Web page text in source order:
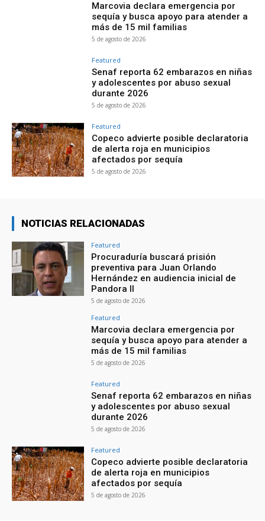
Marcovia declara emergencia por
sequía y busca apoyo para atender a
más de 15 mil familias
5 de agosto de 2026
Featured
Senaf reporta 62 embarazos en niñas
y adolescentes por abuso sexual
durante 2026
5 de agosto de 2026
Featured
Copeco advierte posible declaratoria
de alerta roja en municipios
afectados por sequía
5 de agosto de 2026
NOTICIAS RELACIONADAS
Featured
Procuraduría buscará prisión
preventiva para Juan Orlando
Hernández en audiencia inicial de
Pandora II
5 de agosto de 2026
Featured
Marcovia declara emergencia por
sequía y busca apoyo para atender a
más de 15 mil familias
5 de agosto de 2026
Featured
Senaf reporta 62 embarazos en niñas
y adolescentes por abuso sexual
durante 2026
5 de agosto de 2026
Featured
Copeco advierte posible declaratoria
de alerta roja en municipios
afectados por sequía
5 de agosto de 2026